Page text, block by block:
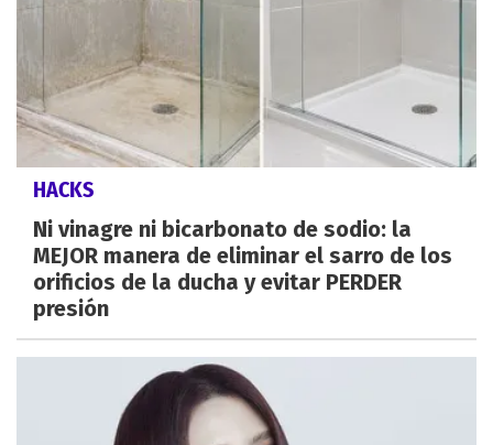
HACKS
Ni vinagre ni bicarbonato de sodio: la
MEJOR manera de eliminar el sarro de los
orificios de la ducha y evitar PERDER
presión